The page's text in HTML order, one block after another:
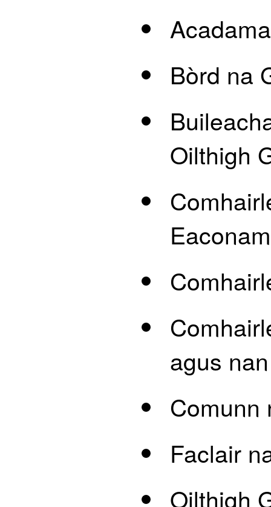
Bòrd na
Oilthigh
agus
Comunn
Faclair
Oilthigh